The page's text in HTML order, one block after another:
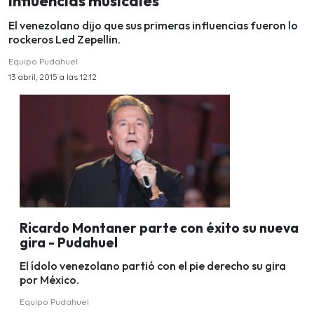
El venezolano dijo que sus primeras influencias fueron lo
rockeros Led Zepellin.
Equipo Pudahuel
13 abril, 2015 a las 12:12
Ricardo Montaner parte con éxito su nueva
gira - Pudahuel
El ídolo venezolano partió con el pie derecho su gira
por México.
Equipo Pudahuel